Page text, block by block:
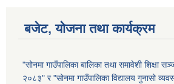
बजेट, योजना तथा कार्यक्रम
"सोनमा गाउँपालिका बालिका तथा समावेशी शिक्षा
२०८३" र "सोनमा गाउँपालिका विद्यालय गुनासो